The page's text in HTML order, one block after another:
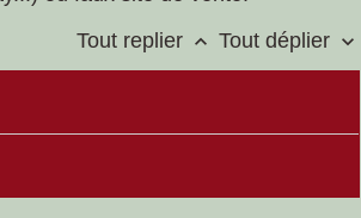
Tout replier keyboard_arrow_up Tout déplier keyboard_arrow_down